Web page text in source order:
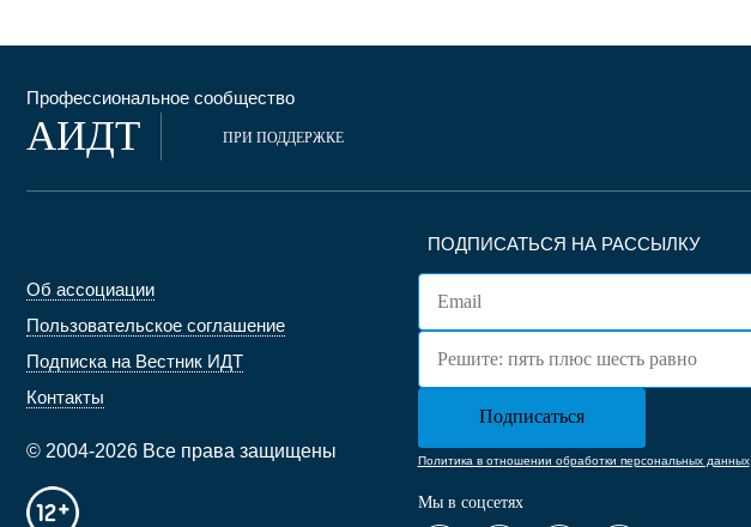
Профессиональное сообщество
АИДТ ПРИ ПОДДЕРЖКЕ
Об ассоциации
Пользовательское соглашение
Подписка на Вестник ИДТ
Контакты
© 2004-2026 Все права защищены
ПОДПИСАТЬСЯ НА РАССЫЛКУ
Политика в отношении обработки персональных данных
Мы в соцсетях